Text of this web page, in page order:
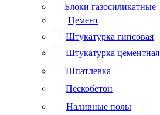
Блоки газосиликатные
Цемент
Штукатурка гипсовая
Штукатурка цементная
Шпатлевка
Пескобетон
Наливные полы